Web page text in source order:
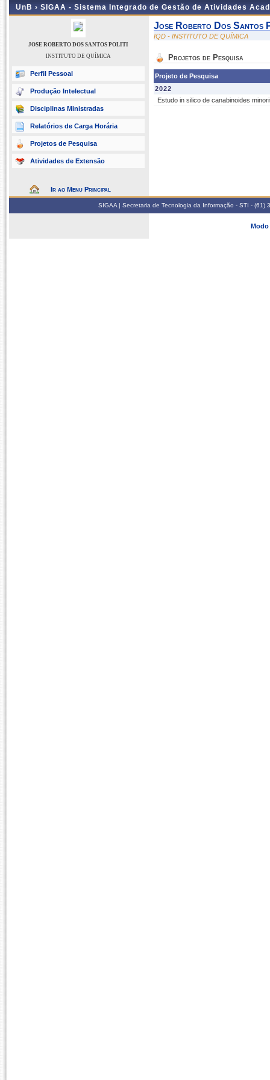
UnB › SIGAA - Sistema Integrado de Gestão de Atividades
JOSE ROBERTO DOS SANTOS POLITI
INSTITUTO DE QUÍMICA
Perfil Pessoal
Produção Intelectual
Disciplinas Ministradas
Relatórios de Carga Horária
Projetos de Pesquisa
Atividades de Extensão
Ir ao Menu Principal
Jose Roberto Dos Santos
IQD - INSTITUTO DE QUÍMICA
Projetos de Pesquisa
Projeto de Pesquisa
2022
Estudo in silico de canabinoides
SIGAA | Secretaria de Tecnologia da Informação - STI -
Modo